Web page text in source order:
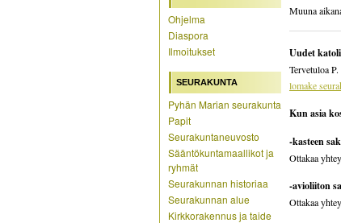
Ohjelma
Diaspora
Ilmoitukset
SEURAKUNTA
Pyhän Marian seurakunta
Papit
Seurakuntaneuvosto
Sääntökuntamaallikot ja
ryhmät
Seurakunnan historiaa
Seurakunnan alue
Kirkkorakennus ja taide
Muuna
Uudet
Tervetuloa
lomake
Kun asia
-kasteen
Ottakaa
-avioliiton
Ottakaa